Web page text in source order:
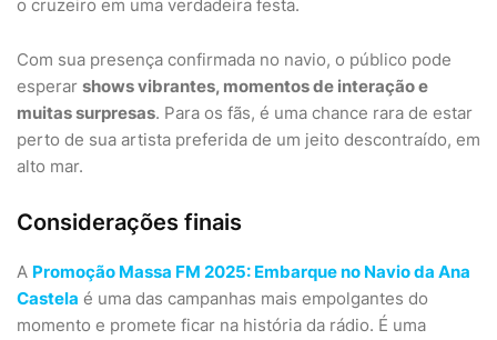
o cruzeiro em uma verdadeira festa.
Com sua presença confirmada no navio, o público pode
esperar shows vibrantes, momentos de interação e
muitas surpresas. Para os fãs, é uma chance rara de estar
perto de sua artista preferida de um jeito descontraído, em
alto mar.
Considerações finais
A Promoção Massa FM 2025: Embarque no Navio da Ana
Castela é uma das campanhas mais empolgantes do
momento e promete ficar na história da rádio. É uma